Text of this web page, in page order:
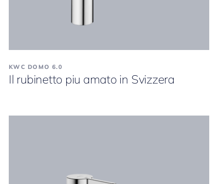
KWC DOMO 6.0
Il rubinetto piu amato in Svizzera